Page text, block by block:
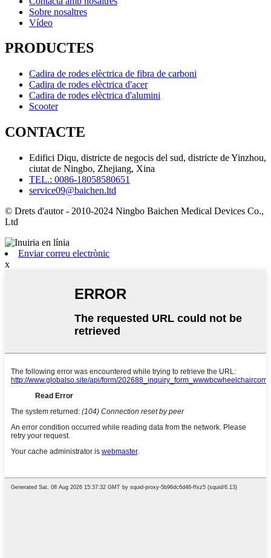
Sobre nosaltres
Vídeo
PRODUCTES
Cadira de rodes elèctrica de fibra de carboni
Cadira de rodes elèctrica d'acer
Cadira de rodes elèctrica d'alumini
Scooter
CONTACTE
Edifici Diqu, districte de negocis del sud, districte de Yinzhou,
ciutat de Ningbo, Zhejiang, Xina
TEL.: 0086-18058580651
service09@baichen.ltd
© Drets d'autor - 2010-2024 Ningbo Baichen Medical Devices Co.,
Ltd
Enviar correu electrònic
x